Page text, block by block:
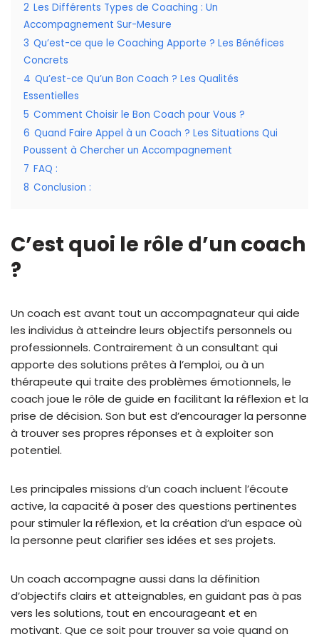
2 Les Différents Types de Coaching : Un
Accompagnement Sur-Mesure
3 Qu’est-ce que le Coaching Apporte ? Les Bénéfices
Concrets
4 Qu’est-ce Qu’un Bon Coach ? Les Qualités
Essentielles
5 Comment Choisir le Bon Coach pour Vous ?
6 Quand Faire Appel à un Coach ? Les Situations Qui
Poussent à Chercher un Accompagnement
7 FAQ :
8 Conclusion :
C’est quoi le rôle d’un coach
?
Un coach est avant tout un accompagnateur qui aide
les individus à atteindre leurs objectifs personnels ou
professionnels. Contrairement à un consultant qui
apporte des solutions prêtes à l’emploi, ou à un
thérapeute qui traite des problèmes émotionnels, le
coach joue le rôle de guide en facilitant la réflexion et la
prise de décision. Son but est d’encourager la personne
à trouver ses propres réponses et à exploiter son
potentiel.
Les principales missions d’un coach incluent l’écoute
active, la capacité à poser des questions pertinentes
pour stimuler la réflexion, et la création d’un espace où
la personne peut clarifier ses idées et ses projets.
Un coach accompagne aussi dans la définition
d’objectifs clairs et atteignables, en guidant pas à pas
vers les solutions, tout en encourageant et en
motivant. Que ce soit pour trouver sa voie quand on